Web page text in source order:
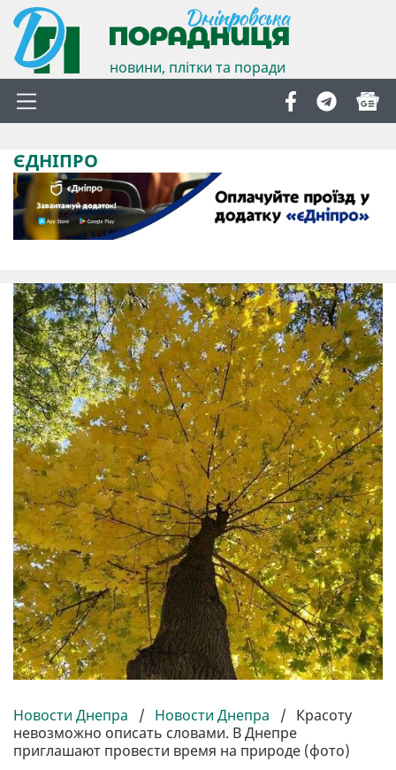
новини, плітки та поради
ЄДНІПРО
Новости Днепра / Новости Днепра / Красоту
невозможно описать словами. В Днепре
приглашают провести время на природе (фото)